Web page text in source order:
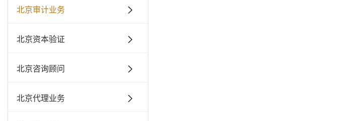
北京审计业务
北京资本验证
北京咨询顾问
北京代理业务